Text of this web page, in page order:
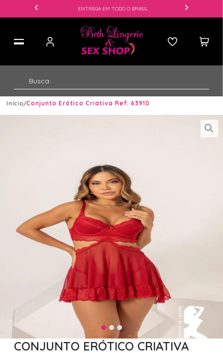
ENTREGA EM TODO O BRASIL
Início Conjunto Erótico Criativa Ref: 63910
CONJUNTO ERÓTICO CRIATIVA